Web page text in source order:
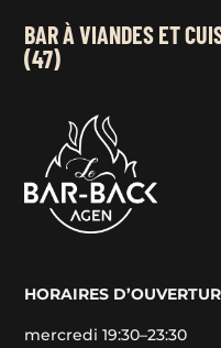
BAR À VIANDES ET
(47)
HORAIRES
mercredi 19:30–23:30